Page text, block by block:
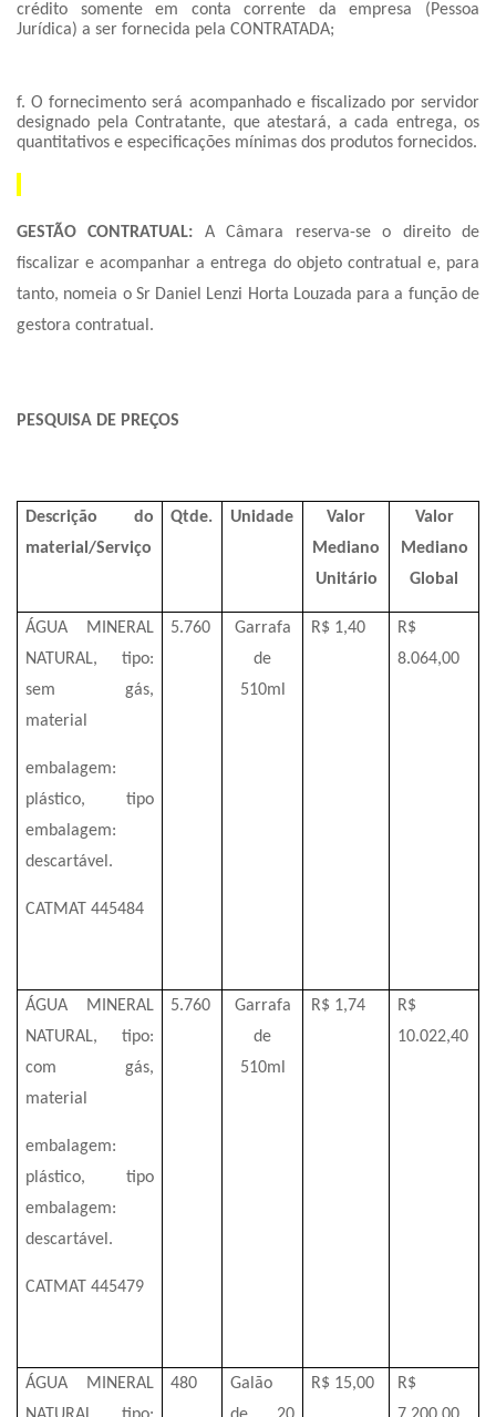
crédito somente em conta corrente da empresa (Pessoa
Jurídica) a ser fornecida pela CONTRATADA;
f. O fornecimento será acompanhado e fiscalizado por servidor
designado pela Contratante, que atestará, a cada entrega, os
quantitativos e especificações mínimas dos produtos fornecidos.
GESTÃO CONTRATUAL: A Câmara reserva-se o direito de
fiscalizar e acompanhar a entrega do objeto contratual e, para
tanto, nomeia o Sr Daniel Lenzi Horta Louzada para a função de
gestora contratual.
PESQUISA DE PREÇOS
Descrição do
material/Serviço
Qtde. Unidade
Valor
Mediano
Unitário
Valor
Mediano
Global
ÁGUA MINERAL
NATURAL, tipo:
sem gás,
material
embalagem:
plástico, tipo
embalagem:
descartável.
CATMAT 445484
5.760
Garrafa
de
510ml
R$ 1,40
R$
8.064,00
ÁGUA MINERAL
NATURAL, tipo:
com gás,
material
embalagem:
plástico, tipo
embalagem:
descartável.
CATMAT 445479
5.760
Garrafa
de
510ml
R$ 1,74
R$
10.022,40
ÁGUA MINERAL
480
Galão
R$ 15,00
R$